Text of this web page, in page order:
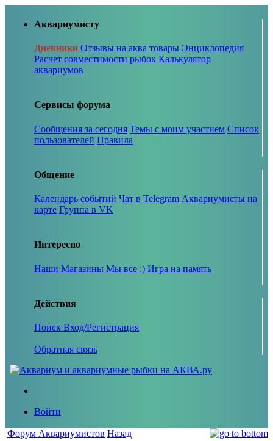
Аквариумисту
Дневники Отзывы на аква товары Энциклопедия
Расчет совместимости рыбок Калькулятор
аквариумов
Сервисы форума
Сообщения за сегодня Темы с моим участием Список
пользователей Правила
Общение
Календарь событий Чат в Telegram Аквариумисты на
карте Группа в VK
Интересно
Наши Магазины Мы все :) Игра на память
Действия
Поиск Вход/Регистрация
Обратная связь
Войти
Форум Аквариумистов Назад